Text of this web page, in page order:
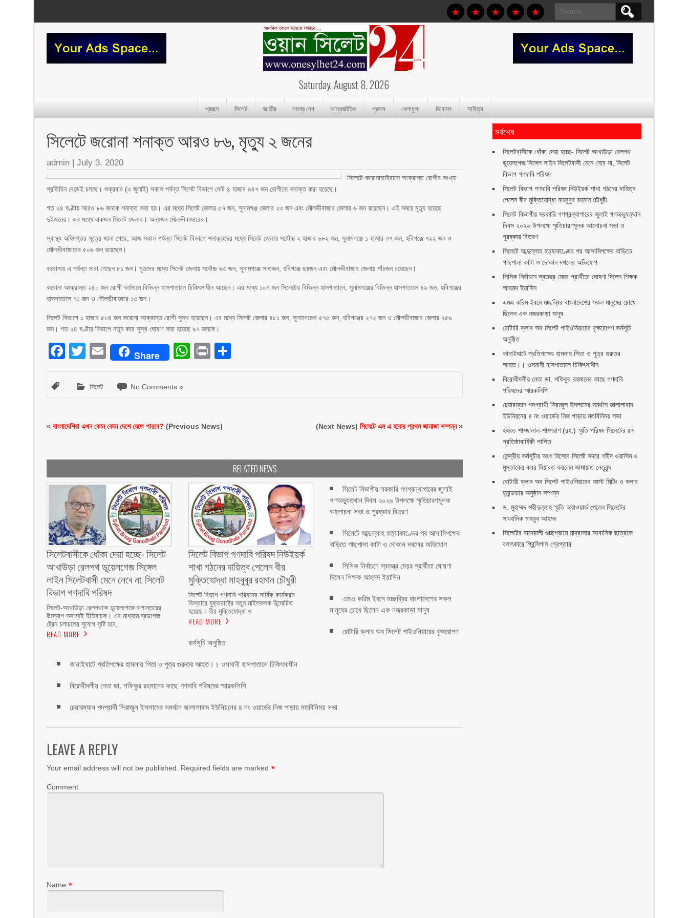
Search
for:
Saturday, August 8, 2026
প্রচ্ছদ সিলেট জাতীয় সমগ্র দেশ আন্তর্জাতিক প্রবাস খেলাধুলা বিনোদন সাহিত্য
সিলেটে জরোনা শনাক্ত আরও ৮৬, মৃত্যু ২ জনের
admin |July 3, 2020
সিলেটে করোনাভাইরাসে আক্রান্ত রোগীর সংখ্যা
প্রতিদিন বেড়েই চলছে। শুক্রবার (৩ জুলাই) সকাল পর্যন্ত সিলেট বিভাগে মোট ৪ হাজার ৯৪৭ জন রোগীকে শনাক্ত করা হয়েছে।
গত ২৪ ঘণ্টায় আরও ৮৬ জনকে শনাক্ত করা হয়। এর মধ্যে সিলেট জেলার ৫৭ জন, সুনামগঞ্জ জেলার ২৩ জন এবং মৌলভীবাজার জেলার ৬ জন রয়েছেন। এই সময়ে মৃত্যু হয়েছে
দুইজনের। এর মধ্যে একজন সিলেট জেলার। অন্যজন মৌলভীবাজারের।
স্বাস্থ্য অধিদপ্তর সূত্রে জানা গেছে, আজ সকাল পর্যন্ত সিলেট বিভাগে শনাক্তদের মধ্যে সিলেট জেলায় সর্বোচ্চ ২ হাজার ৬৮২ জন, সুনামগঞ্জে ১ হাজার ৩৭ জন, হবিগঞ্জে ৭২২ জন ও
মৌলভীবাজারের ৫০৬ জন রয়েছেন।
করোনায় এ পর্যন্ত মারা গেছেন ৮১ জন। মৃতদের মধ্যে সিলেট জেলায় সর্বোচ্চ ৬৩ জন, সুনামগঞ্জে সাতজন, হবিগঞ্জে ছয়জন এবং মৌলভীবাজার জেলায় পাঁচজন রয়েছেন।
করোনা আক্রান্ত ২৪০ জন রোগী বর্তমানে বিভিন্ন হাসপাতালে চিকিৎসাধীন আছেন। এর মধ্যে ১০৭ জন সিলেটের বিভিন্ন হাসপাতালে, সুনামগঞ্জের বিভিন্ন হাসপাতালে ৪৯ জন, হবিগঞ্জের
হাসপাতালে ৭১ জন ও মৌলভীবাজারে ১৩ জন।
সিলেট বিভাগে ১ হাজার ৫৮৪ জন করোনা আক্রান্ত রোগী সুস্থ হয়েছেন। এর মধ্যে সিলেট জেলার ৪৮১ জন, সুনামগঞ্জের ৫৭৫ জন, হবিগঞ্জের ২৭২ জন ও মৌলভীবাজার জেলার ২৫৬
জন। গত ২৪ ঘণ্টায় বিভাগে নতুন করে সুস্থ ঘোষণা করা হয়েছে ৯৭ জনকে।
Facebook
Twitter
EmailShare WhatsApp
Print
সিলেট No Comments »
«বাংলাদেশিরা এখন কোন কোন দেশে যেতে পারবে? (Previous News) (Next News)সিলেটে এম এ হকের প্রথম জানাজা সম্পন্ন»
RELATED NEWS
‎সিলেটবাসীকে ধোঁকা দেয়া হচ্ছে- সিলেট
আখাউড়া রেলপথ ডুয়েলগেজ সিঙ্গেল
লাইন সিলেটবাসী মেনে নেবে না, সিলেট
বিভাগ গণদাবি পরিষদ
‎​সিলেট-আখাউড়া রেলপথকে ডুয়েলগেজে রূপান্তরের
উদ্যোগ অবশ্যই ইতিবাচক। এর মাধ্যমে ব্রডগেজ
ট্রেন চলাচলের সুযোগ সৃষ্টি হবে,
READ MORE
সিলেট বিভাগ গণদাবি পরিষদ নিউইয়র্ক
শাখা গঠনের দায়িত্ব পেলেন বীর
মুক্তিযোদ্ধা মাহবুবুর রহমান চৌধুরী ‎ ‎
‎সিলেট বিভাগ গণদাবি পরিষদের সার্বিক কার্যক্রম
বিস্তারে যুক্তরাষ্ট্রে নতুন মাইলফলক উন্মোচিত
হয়েছে। বীর মুক্তিযোদ্ধা ও
READ MORE
সিলেট বিভাগীয় সরকারি গণগ্রন্থাগারের জুলাই
গণঅভ্যুত্থান দিবস ২০২৬ উপলক্ষে স্মৃতিচারণমূলক
আলোচনা সভা ও পুরষ্কার বিতরণ ‎ ‎
সিলেটে আব্দুল্লাহ হত্যাকাণ্ডের পর আসামিপক্ষের
বাড়িতে গাছপালা কাটা ও দোকান দখলের অভিযোগ
সিসিক নির্বাচনে স্বতন্ত্র মেয়র প্রার্থীতা ঘোষণা
দিলেন শিক্ষক আহমদ ইয়াসিন
এমএ করিম ইবনে মচ্ছব্বির বাংলাদেশের সকল
মানুষের চোখে ছিলেন এক নজরকাড়া মানুষ ‎
রোটারি ক্লাব অব সিলেট পাইওনিয়ারের বৃক্ষরোপণ
কর্মসূচি অনুষ্ঠিত
কানাইঘাটে প্রতিপক্ষের হামলায় পিতা ও পুত্র গুরুতর আহত।। ওসমানী হাসপাতালে চিকিৎসাধীন
বিরোধীদলীয় নেতা ডা. শফিকুর রহমানের কাছে গণদাবি পরিষদের স্মারকলিপি ‎
চেয়ারম্যান পদপ্রার্থী সিরাজুল ইসলামের সমর্থনে জালালাবাদ ইউনিয়নের ৪ নং ওয়ার্ডের নিজ পাড়ায় মতবিনিময় সভা
LEAVE A REPLY
Your email address will not be published. Required fields are marked *
Comment
Name *
সর্বশেষ
‎সিলেটবাসীকে ধোঁকা দেয়া হচ্ছে- সিলেট আখাউড়া রেলপথ
ডুয়েলগেজ সিঙ্গেল লাইন সিলেটবাসী মেনে নেবে না, সিলেট
বিভাগ গণদাবি পরিষদ
সিলেট বিভাগ গণদাবি পরিষদ নিউইয়র্ক শাখা গঠনের দায়িত্ব
পেলেন বীর মুক্তিযোদ্ধা মাহবুবুর রহমান চৌধুরী ‎ ‎
সিলেট বিভাগীয় সরকারি গণগ্রন্থাগারের জুলাই গণঅভ্যুত্থান
দিবস ২০২৬ উপলক্ষে স্মৃতিচারণমূলক আলোচনা সভা ও
পুরষ্কার বিতরণ ‎ ‎
সিলেটে আব্দুল্লাহ হত্যাকাণ্ডের পর আসামিপক্ষের বাড়িতে
গাছপালা কাটা ও দোকান দখলের অভিযোগ
সিসিক নির্বাচনে স্বতন্ত্র মেয়র প্রার্থীতা ঘোষণা দিলেন শিক্ষক
আহমদ ইয়াসিন
এমএ করিম ইবনে মচ্ছব্বির বাংলাদেশের সকল মানুষের চোখে
ছিলেন এক নজরকাড়া মানুষ ‎
রোটারি ক্লাব অব সিলেট পাইওনিয়ারের বৃক্ষরোপণ কর্মসূচি
অনুষ্ঠিত
কানাইঘাটে প্রতিপক্ষের হামলায় পিতা ও পুত্র গুরুতর
আহত।। ওসমানী হাসপাতালে চিকিৎসাধীন
বিরোধীদলীয় নেতা ডা. শফিকুর রহমানের কাছে গণদাবি
পরিষদের স্মারকলিপি ‎
চেয়ারম্যান পদপ্রার্থী সিরাজুল ইসলামের সমর্থনে জালালাবাদ
ইউনিয়নের ৪ নং ওয়ার্ডের নিজ পাড়ায় মতবিনিময় সভা
হযরত শাহ্জালাল-শাহ্পরাণ (রহ.) স্মৃতি পরিষদ সিলেটের ৫ম
প্রতিষ্ঠাবার্ষিকী পালিত ‎​
কেন্দ্রীয় কর্মসূচীর অংশ হিসেবে সিলেট সদরে শহীদ ওয়াসিম ও
মুস্তাকের কবর যিয়ারত করলেন জামায়াত নেতৃবৃন্দ ‎
রোটারী ক্লাব অব সিলেট পাইওনিয়ারের ফাস্ট মিটিং ও কলার
হ্যান্ডভার অনুষ্ঠান সম্পন্ন
ড. মুহাম্মদ শহীদুল্লাহ স্মৃতি অ্যাওয়ার্ড পেলেন সিলেটের
সাংবাদিক মাহবুব আহমদ
সিলেটের বাদেয়ালী গুচ্ছগ্রামে মাদ্রাসার আবাসিক ছাত্রকে
বলাৎকারে প্রিন্সিপাল গ্রেপ্তার ‎